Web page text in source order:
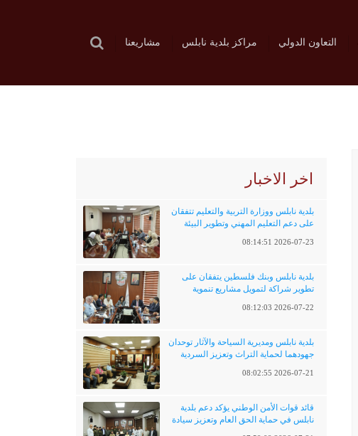
التعاون الدولي مراكز بلدية نابلس مشاريعنا
اخر الاخبار
بلدية نابلس ووزارة التربية والتعليم تتفقان
على دعم التعليم المهني وتطوير البيئة
2026-07-23 08:14:51
بلدية نابلس وبنك فلسطين يتفقان على
تطوير شراكة لتمويل مشاريع تنموية
2026-07-22 08:12:03
بلدية نابلس ومديرية السياحة والآثار توحدان
جهودهما لحماية التراث وتعزيز السردية
2026-07-21 08:02:55
قائد قوات الأمن الوطني يؤكد دعم بلدية
نابلس في حماية الحق العام وتعزيز سيادة